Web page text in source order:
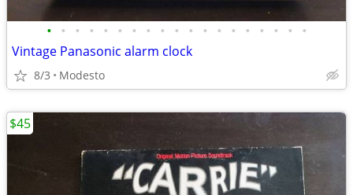
• • • • • • • • • • • • • • • • • • •
Vintage Panasonic alarm clock
8/3 Modesto
$45